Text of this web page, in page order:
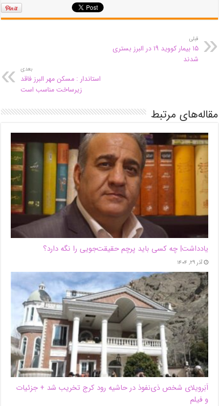
قبلی
۱۵ بیمار کووید ۱۹ در البرز بستری
شدند
بعدی
استاندار : مسکن مهر البرز فاقد
زیرساخت مناسب است
مقاله‌های مرتبط
یادداشت| ‌چه کسی باید پرچم حقیقت‌جویی را نگه دارد؟
آذر ۲۹, ۱۴۰۴
اَبَر‌ویلای شخص ذی‌نفوذ در حاشیه‌ رود کرج تخریب شد + جزئیات
و فیلم